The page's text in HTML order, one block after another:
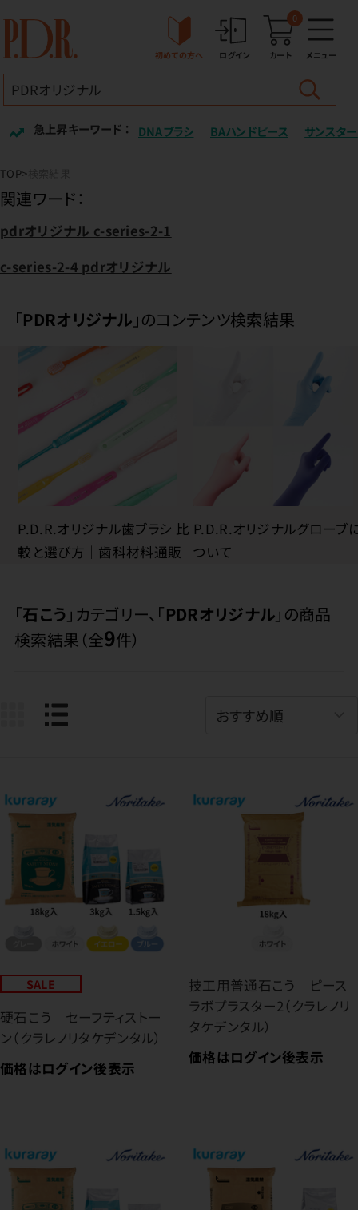
初めての方へ ログイン カート
0
メニュー
急上昇キーワード ： DNAブラシ BAハンドピース サンスター
TOP
関連ワード：
pdrオリジナル c-series-2-1
c-series-2-4 pdrオリジナル
「PDRオリジナル 」のコンテンツ検索結果
P.D.R.オリジナル歯ブラシ 比
較と選び方｜歯科材料通販
P.D.R.オリジナルグローブ
ついて
「石こう 」カテゴリー、「PDRオリジナル」の商品
検索結果（全9件）
SALE
硬石こう セーフティストー
ン（クラレノリタケデンタル）
価格はログイン後表示
技工用普通石こう ピース
ラボプラスター2（クラレノリ
タケデンタル）
価格はログイン後表示